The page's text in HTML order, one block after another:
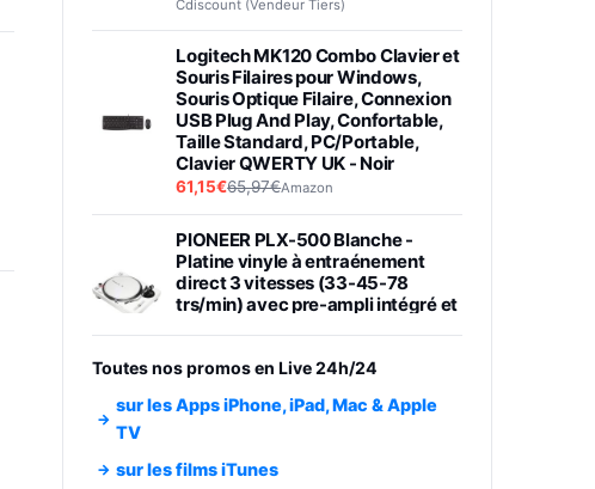
Cdiscount (Vendeur Tiers)
Logitech MK120 Combo Clavier et
Souris Filaires pour Windows,
Souris Optique Filaire, Connexion
USB Plug And Play, Confortable,
Taille Standard, PC/Portable,
Clavier QWERTY UK - Noir
61,15€65,97€Amazon
PIONEER PLX-500 Blanche -
Platine vinyle à entraénement
direct 3 vitesses (33-45-78
trs/min) avec pre-ampli intégré et
Smartphone SAMSUNG Galaxy
Toutes nos promos en Live 24h/24
sur les Apps iPhone, iPad, Mac & Apple
TV
sur les films iTunes